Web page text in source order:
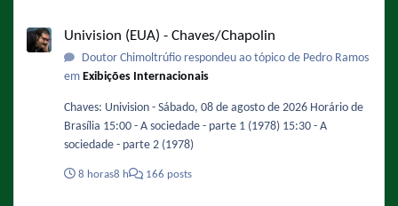
Univision (EUA) - Chaves/Chapolin
Doutor Chimoltrúfio respondeu ao tópico de Pedro Ramos
em Exibições Internacionais
Chaves: Univision - Sábado, 08 de agosto de 2026 Horário de
Brasília 15:00 - A sociedade - parte 1 (1978) 15:30 - A
sociedade - parte 2 (1978)
8 horas8 h 166 posts